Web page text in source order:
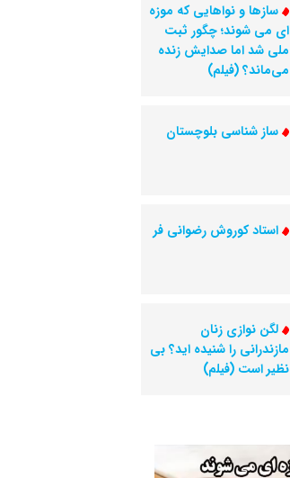
سازها و نواهایی که موزه
ای می شوند؛ چگور ثبت
ملی شد اما صدایش زنده
می‌ماند؟ (فیلم)
ساز شناسی بلوچستان
استاد کوروش رضوانی فر
لگن نوازی زنان
مازندرانی را شنیده اید؟ بی
نظیر است (فیلم)